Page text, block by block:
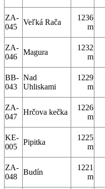
ZA-
045
Veľká Rača
1236
m
ZA-
046
Magura
1232
m
BB-
043
Nad
Uhliskami
1229
m
ZA-
047
Hrčova kečka
1226
m
KE-
005
Pipitka
1225
m
ZA-
048
Budín
1221
m